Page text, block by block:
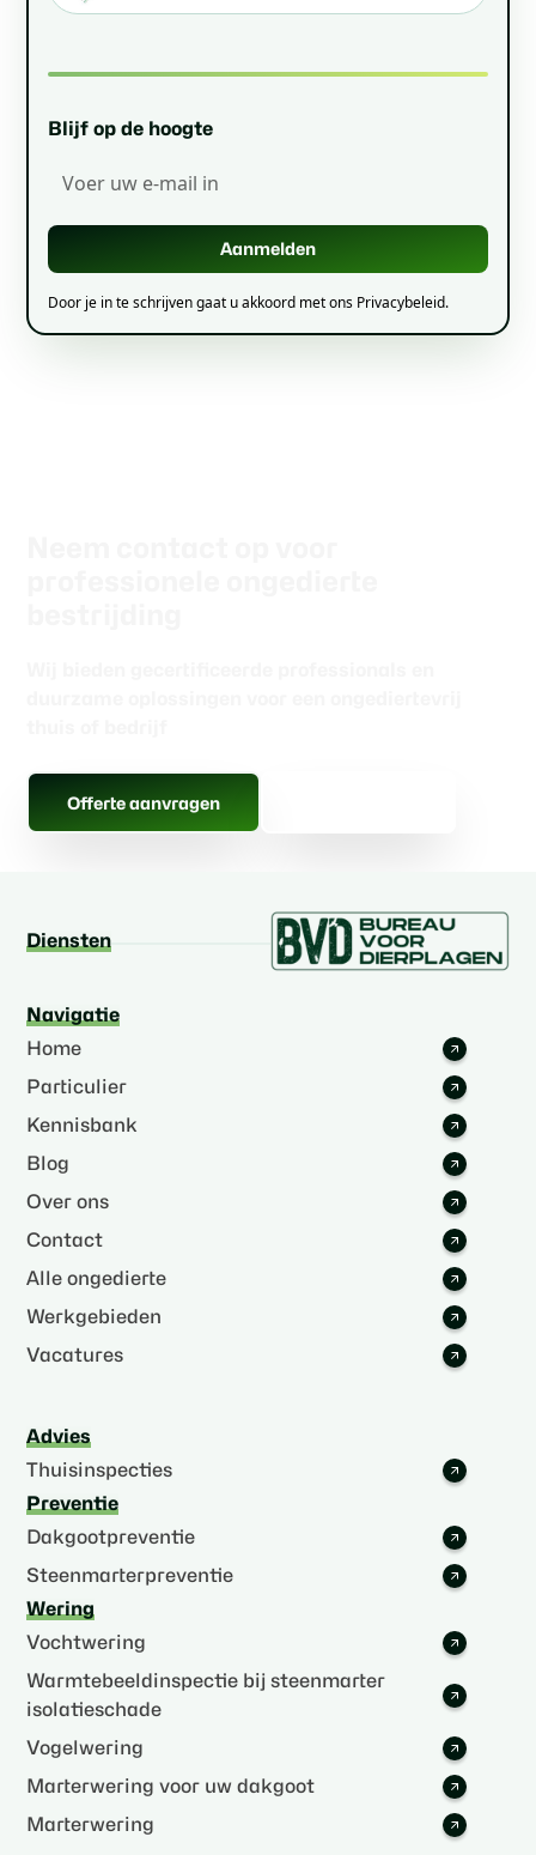
Blijf op de hoogte
Door je in te schrijven gaat u akkoord met ons Privacybeleid.
Offerte aanvragen
Diensten
Navigatie
Home
Particulier
Kennisbank
Blog
Over ons
Contact
Alle ongedierte
Werkgebieden
Vacatures
Advies
Thuisinspecties
Preventie
Dakgootpreventie
Steenmarterpreventie
Wering
Vochtwering
Warmtebeeldinspectie bij steenmarter
isolatieschade
Vogelwering
Marterwering voor uw dakgoot
Marterwering